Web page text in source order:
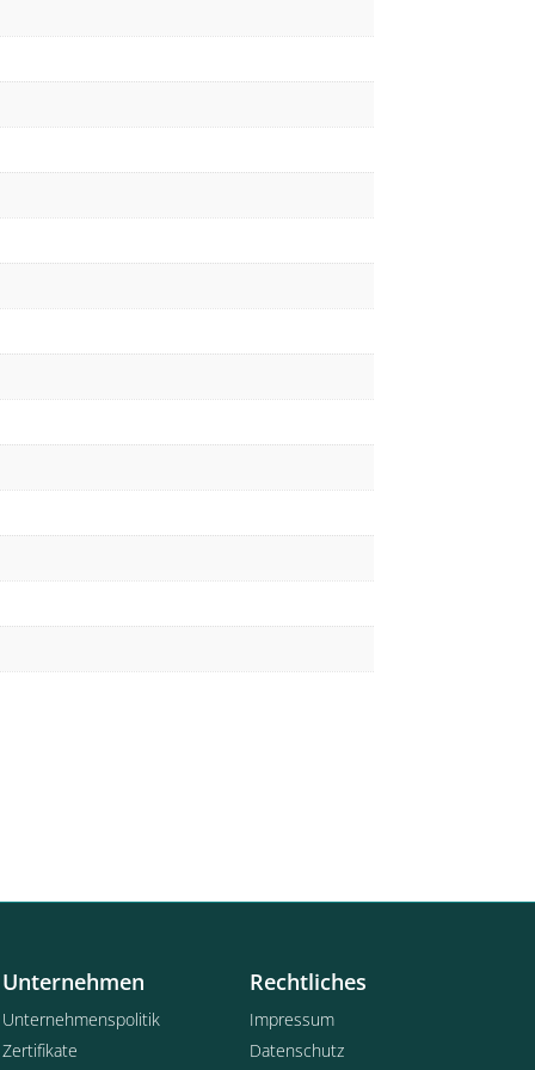
Unternehmen
Unternehmenspolitik
Zertifikate
Rechtliches
Impressum
Datenschutz